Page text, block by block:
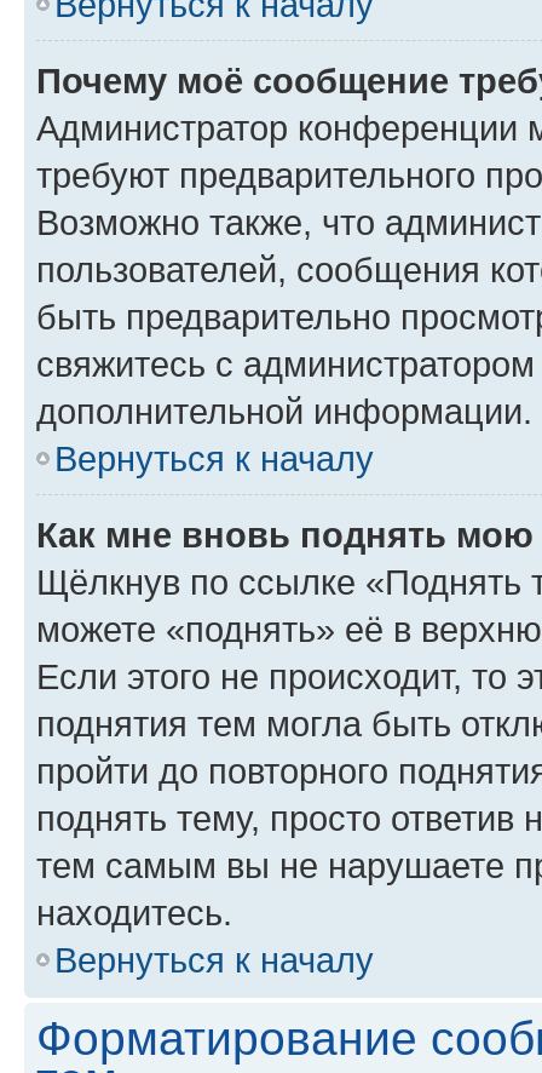
Почему моё сообщение
Администратор конференции
требуют предварительного
Возможно также, что
пользователей, сообщения
быть предварительно
свяжитесь с
дополнительной информации.
Вернуться к началу
Как мне вновь поднять мою
Щёлкнув по ссылке «Поднять
можете «поднять» её в
Если этого не происходит, то
поднятия тем могла быть
пройти до повторного
поднять тему, просто ответив
тем самым вы не нарушаете
находитесь.
Вернуться к началу
Форматирование